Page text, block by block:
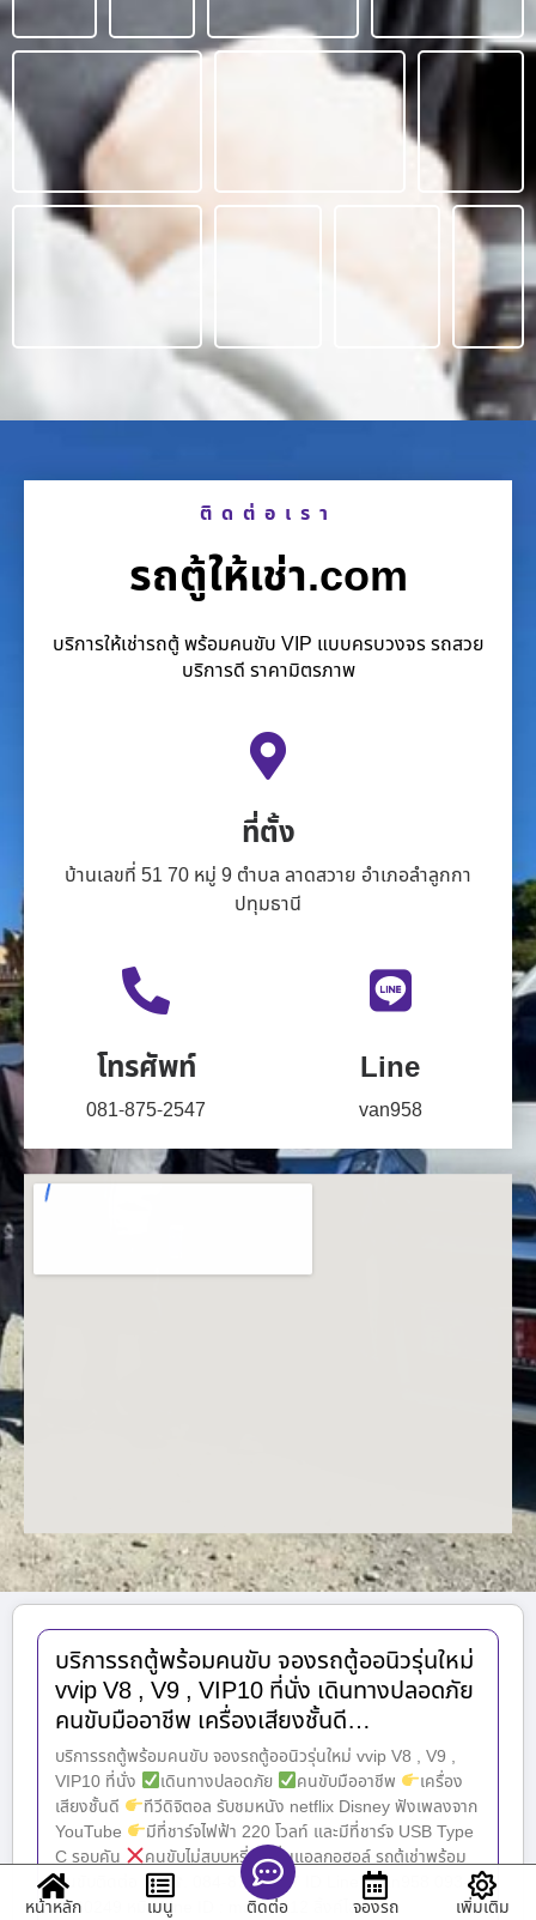
ติดต่อเรา
รถตู้ให้เช่า.com
บริการให้เช่ารถตู้ พร้อมคนขับ VIP แบบครบวงจร รถสวย
บริการดี ราคามิตรภาพ
ที่ตั้ง
บ้านเลขที่ 51 70 หมู่ 9 ตำบล ลาดสวาย อำเภอลำลูกกา
ปทุมธานี
โทรศัพท์
081-875-2547
Line
van958
บริการรถตู้พร้อมคนขับ จองรถตู้ออนิวรุ่นใหม่
vvip V8 , V9 , VIP10 ที่นั่ง เดินทางปลอดภัย
คนขับมืออาชีพ เครื่องเสียงชั้นดี…
บริการรถตู้พร้อมคนขับ จองรถตู้ออนิวรุ่นใหม่ vvip V8 , V9 ,
VIP10 ที่นั่ง
เดินทางปลอดภัย คนขับมืออาชีพ
เครื่อง
เสียงชั้นดี
ทีวีดิจิตอล รับชมหนัง netflix Disney ฟังเพลงจาก
YouTube
มีที่ชาร์จไฟฟ้า 220 โวลท์ และมีที่ชาร์จ USB Type
C รอบคัน
คนขับไม่สูบบุหรี่/ ไม่ดื่มแอลกอฮอล์ รถตู้เช่าพร้อม
คนขับติดต่อ ☎☎. 084-875-2547 ID Line : van958 093-
8780249 หมิว Line ID : ma.ma112 ลิ้งค์ไลน์
หน้าหลัก เมนู ติดต่อ จองรถ เพิ่มเติม